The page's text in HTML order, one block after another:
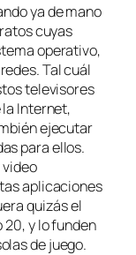
ya de mano
cuyas
operativo,
Tal cuál
televisores
Internet,
ejecutar
para ellos.
video
aplicaciones
quizás el
y lo funden
de juego.